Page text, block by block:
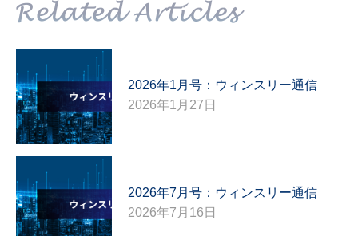
2026年1月号：ウィンスリー通信
2026年1月27日
2026年7月号：ウィンスリー通信
2026年7月16日